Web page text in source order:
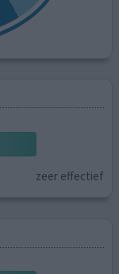
zeer effectief